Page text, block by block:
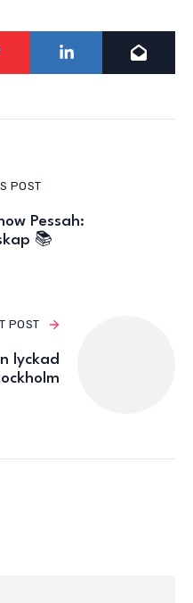
POST
Pessah:
📚
POST
lyckad